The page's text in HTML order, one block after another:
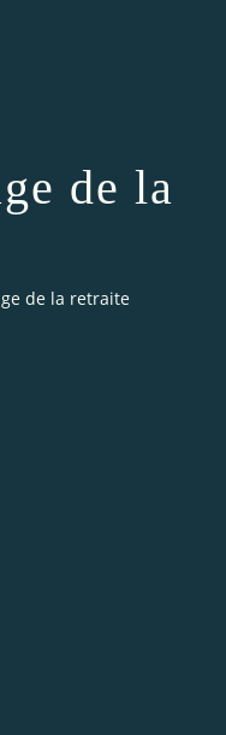
de la
de la retraite